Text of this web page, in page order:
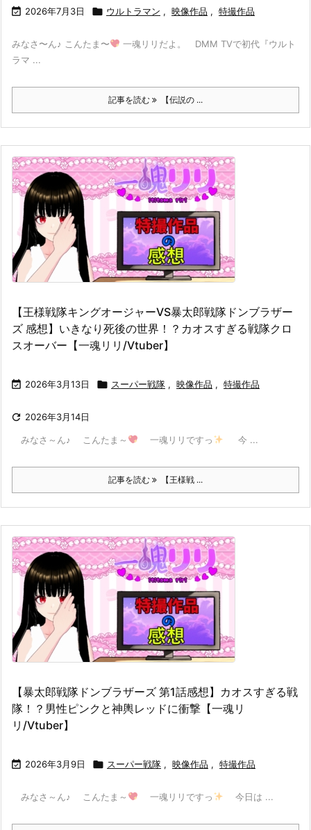
 2026年7月3日  ウルトラマン , 映像作品 , 特撮作品
みなさ〜ん♪ こんたま〜
一魂リリだよ。 DMM TVで初代『ウルト
ラマ ...
記事を読む 【伝説の ...
【王様戦隊キングオージャーVS暴太郎戦隊ドンブラザー
ズ 感想】いきなり死後の世界！？カオスすぎる戦隊クロ
スオーバー【一魂リリ/Vtuber】
 2026年3月13日  スーパー戦隊 , 映像作品 , 特撮作品
 2026年3月14日
みなさ～ん♪ こんたま～ 一魂リリですっ ​ 今 ...
記事を読む 【王様戦 ...
【暴太郎戦隊ドンブラザーズ 第1話感想】カオスすぎる戦
隊！？男性ピンクと神輿レッドに衝撃【一魂リ
リ/Vtuber】
 2026年3月9日  スーパー戦隊 , 映像作品 , 特撮作品
みなさ～ん♪ こんたま～ 一魂リリですっ 今日は ...